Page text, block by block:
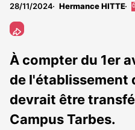
28/11/2024 Hermance HITTE
À compter du 1er
de l'établissement
devrait être
Campus Tarbes.